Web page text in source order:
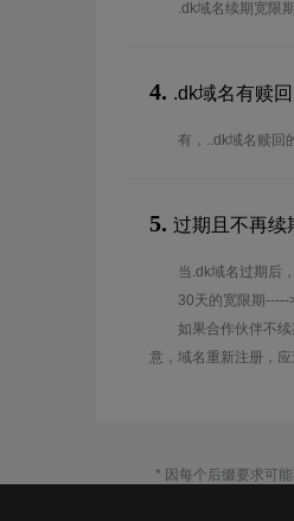
.dk域名续期宽限
4. .dk域名有赎
有，..dk域名赎回
5. 过期且不再续
当.dk域名过期后
30天的宽限期
如果合作伙伴不
意，域名重新注册，应
* 因每个后缀要求可